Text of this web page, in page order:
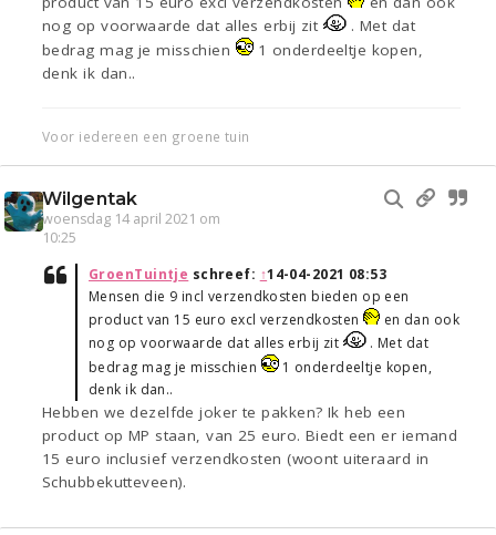
nog op voorwaarde dat alles erbij zit
. Met dat
bedrag mag je misschien
1 onderdeeltje kopen,
denk ik dan..
Voor iedereen een groene tuin
Wilgentak
woensdag 14 april 2021 om
10:25
GroenTuintje schreef: ↑14-04-2021 08:53
Mensen die 9 incl verzendkosten bieden op een
product van 15 euro excl verzendkosten
en dan ook
nog op voorwaarde dat alles erbij zit
. Met dat
bedrag mag je misschien
1 onderdeeltje kopen,
denk ik dan..
Hebben we dezelfde joker te pakken? Ik heb een
product op MP staan, van 25 euro. Biedt een er iemand
15 euro inclusief verzendkosten (woont uiteraard in
Schubbekutteveen).